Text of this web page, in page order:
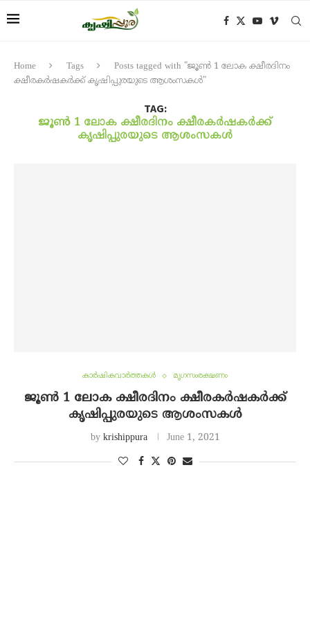
Home Tags
Posts tagged with "ജൂൺ 1 ലോക ക്ഷീരദിനം
ക്ഷീരകർഷകർക്ക് കൃഷിപ്പുരയുടെ ആശംസകൾ"
TAG:
ജൂൺ 1 ലോക ക്ഷീരദിനം ക്ഷീരകർഷകർക്ക്
കൃഷിപ്പുരയുടെ ആശംസകൾ
കാർഷികവാർത്തകൾ മൃഗസംരക്ഷണം
ജൂൺ 1 ലോക ക്ഷീരദിനം ക്ഷീരകർഷകർക്ക്
കൃഷിപ്പുരയുടെ ആശംസകൾ
by krishippura June 1, 2021